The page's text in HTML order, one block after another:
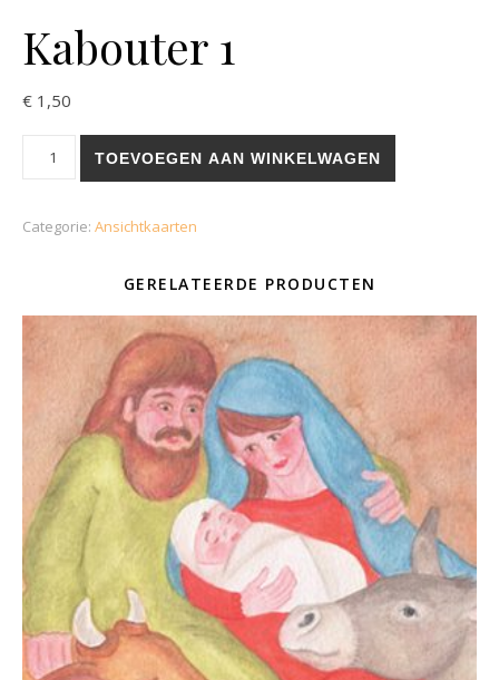
Kabouter 1
€ 1,50
Kabouter 1 aantalTOEVOEGEN AAN WINKELWAGEN
Categorie: Ansichtkaarten
GERELATEERDE PRODUCTEN